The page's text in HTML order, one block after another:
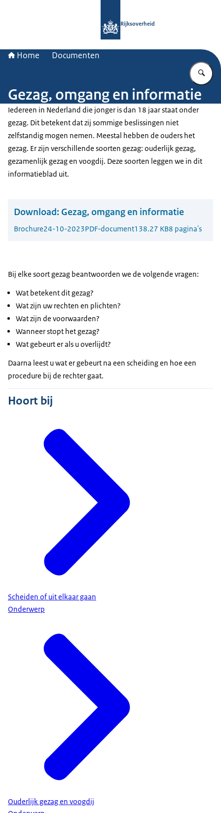
Rijksoverheid
Home Documenten
Gezag, omgang en informatie
Iedereen in Nederland die jonger is dan 18 jaar staat onder
gezag. Dit betekent dat zij sommige beslissingen niet
zelfstandig mogen nemen. Meestal hebben de ouders het
gezag. Er zijn verschillende soorten gezag: ouderlijk gezag,
gezamenlijk gezag en voogdij. Deze soorten leggen we in dit
informatieblad uit.
Download: Gezag, omgang en informatie
Brochure24-10-2023PDF-document138.27 KB8 pagina's
Bij elke soort gezag beantwoorden we de volgende vragen:
Wat betekent dit gezag?
Wat zijn uw rechten en plichten?
Wat zijn de voorwaarden?
Wanneer stopt het gezag?
Wat gebeurt er als u overlijdt?
Daarna leest u wat er gebeurt na een scheiding en hoe een
procedure bij de rechter gaat.
Hoort bij
Scheiden of uit elkaar gaan
Onderwerp
Ouderlijk gezag en voogdij